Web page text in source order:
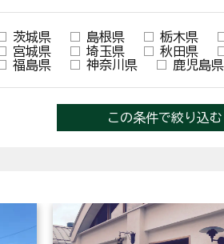
茨城県 島根県 栃木県
宮城県
埼玉県 秋田県
福島県
神奈川県 鹿児島県
この条件で絞り込む